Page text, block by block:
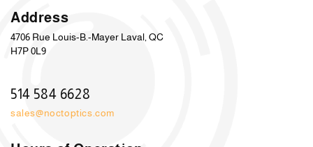
Address
4706 Rue Louis-B.-Mayer Laval, QC
H7P 0L9
514 584 6628
sales@noctoptics.com